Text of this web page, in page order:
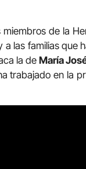
de la
las familias que
la de María
trabajado en la